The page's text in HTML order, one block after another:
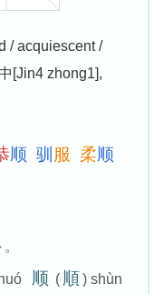
/ acquiescent /
[Jin4 zhong1],
顺 驯 服 柔顺
顺 ( 順) shùn